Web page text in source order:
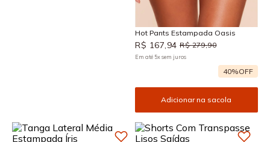
Hot Pants Estampada Oasis
R$ 167 94 R$ 279,90
Em até 5xsem juros
40%OFF
Adicionar na sacola